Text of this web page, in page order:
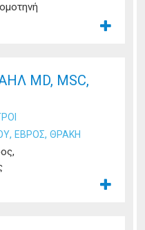
MD, MSC,
, ΕΒΡΟΣ, ΘΡΑΚΗ